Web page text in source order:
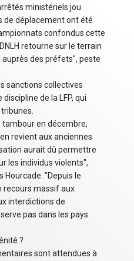
ministériels jou
déplacement ont été
confondus cette
retourne sur le terrain
des préfets", peste
sanctions collectives
de la LFP, qui
tambour en décembre,
revient aux anciennes
aurait dû permettre
les individus violents",
Hourcade. "Depuis le
recours massif aux
interdictions de
pas dans les pays
?
sont attendues à